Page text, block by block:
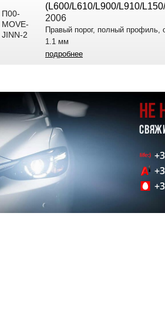
П00-
MOVE-
JINN-2
(L600/L610/L900/L910/
2006
Правый порог, полный профиль,
1.1 мм
подробнее
НЕ